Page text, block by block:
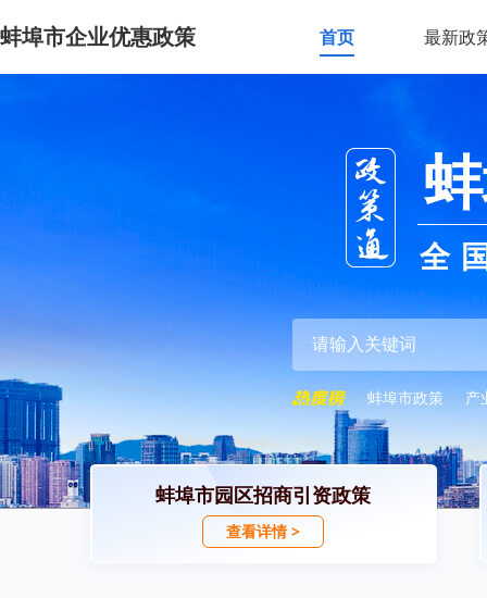
蚌埠市企业优惠政策 首页 最新政
全
蚌埠市政策 产
蚌埠市园区招商引资政策
查看详情 >